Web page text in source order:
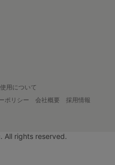
用について
ポリシー 会社概要
採用情報
All rights reserved.